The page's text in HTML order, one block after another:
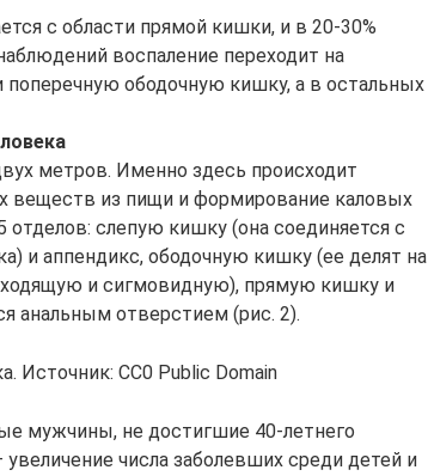
с области прямой кишки, и в 20-30%
воспаление переходит на
ободочную кишку, а в остальных
метров. Именно здесь происходит
веществ из пищи и формирование каловых
слепую кишку (она соединяется с
и аппендикс, ободочную кишку (ее делят на
и сигмовидную), прямую кишку и
анальным отверстием (рис. 2).
Источник: СС0 Public Domain
мужчины, не достигшие 40-летнего
числа заболевших среди детей и